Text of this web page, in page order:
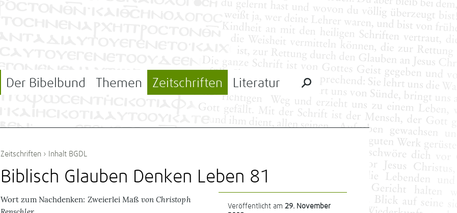
Der Bibelbund Themen Zeitschriften Literatur
Zeitschriften › Inhalt BGDL
Biblisch Glauben Denken Leben 81
Veröffentlicht am 29. November
Wort zum Nachdenken: Zweierlei Maß von Christoph